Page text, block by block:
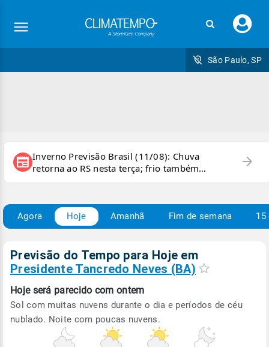
seu
São Paulo, SP
newspaper Inverno Previsão Brasil (11/08): Chuva
retorna ao RS nesta terça; frio também
persiste e há chance de geada
arrow_forward
Agora Hoje Amanhã Fim de semana 15
Previsão do Tempo para Hoje em
Presidente Tancredo Neves (BA)
Hoje será parecido com ontem
Sol com muitas nuvens durante o dia e períodos de céu
nublado. Noite com poucas nuvens.